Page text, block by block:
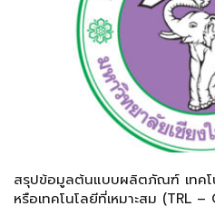
สรุปข้อมูลต้นแบบผลิตภัณฑ์ เทคโ
หรือเทคโนโลยีที่เหมาะสม (TRL